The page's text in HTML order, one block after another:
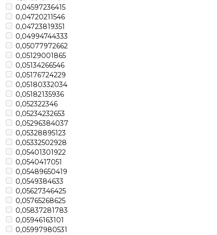
0,04597236415
0,04720211546
0,04723819351
0,04994744333
0,05077972662
0,05129001865
0,05134266546
0,05176724229
0,05180332034
0,05182135936
0,052322346
0,05234232653
0,05296384037
0,05328895123
0,05332502928
0,05401301922
0,0540417051
0,05489650419
0,0549384633
0,05627346425
0,05765268625
0,05837281783
0,05946163101
0,05997980531